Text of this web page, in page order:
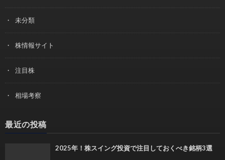
未分類
株情報サイト
注目株
相場考察
最近の投稿
2025年！株スイング投資で注目しておくべき銘柄3選